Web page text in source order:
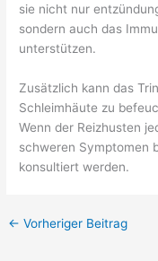
sie nicht nur
sondern auch das
unterstützen.
Zusätzlich kann das
Schleimhäute zu
Wenn der Reizhusten
schweren Symptomen
konsultiert werden.
← Vorheriger Beitrag